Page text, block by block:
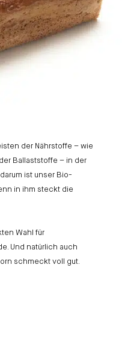
der Nährstoffe – wie
Ballaststoffe – in der
ist unser Bio-
in ihm steckt die
Wahl für
Und natürlich auch
schmeckt voll gut.